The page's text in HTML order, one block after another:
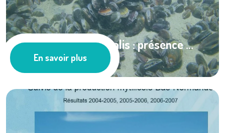
Mytilicola instestinalis : présence ...
Ressources documentaires
En savoir plus